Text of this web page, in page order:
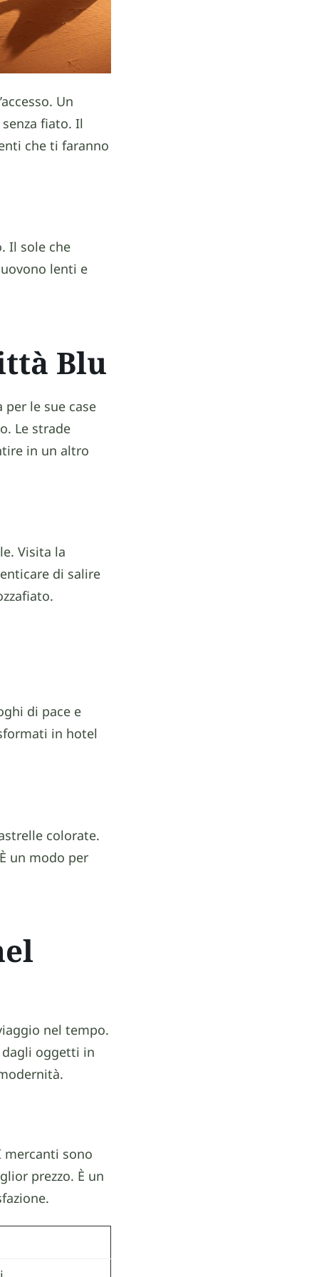
Un
fiato. Il
che ti faranno
Il sole che
lenti e
Blu
le sue case
Le strade
in un altro
Visita la
di salire
di pace e
in hotel
colorate.
un modo per
nel tempo.
oggetti in
mercanti sono
prezzo. È un